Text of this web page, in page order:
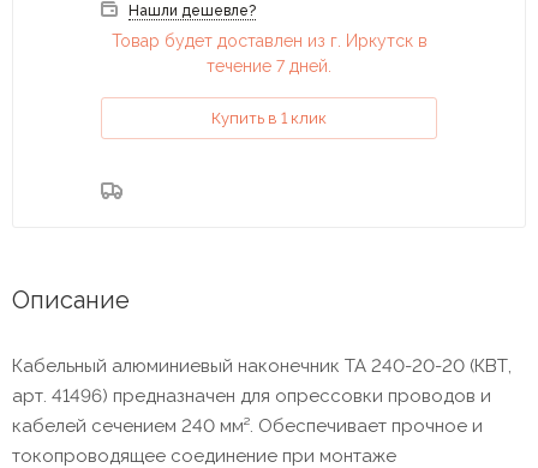
Нашли дешевле?
Товар будет доставлен из г. Иркутск в
течение 7 дней.
Купить в 1 клик
Описание
Кабельный алюминиевый наконечник ТА 240-20-20 (КВТ,
арт. 41496) предназначен для опрессовки проводов и
кабелей сечением 240 мм². Обеспечивает прочное и
токопроводящее соединение при монтаже